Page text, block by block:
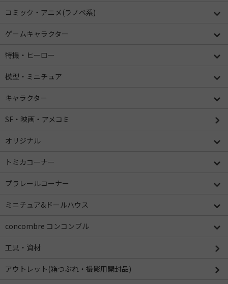
コミック・アニメ(ラノベ系)
ゲームキャラクター
特撮・ヒーロー
模型・ミニチュア
キャラクター
SF・映画・アメコミ
オリジナル
トミカコーナー
プラレールコーナー
ミニチュア&ドールハウス
concombre コンコンブル
工具・資材
アウトレット(箱つぶれ・撮影用開封品)